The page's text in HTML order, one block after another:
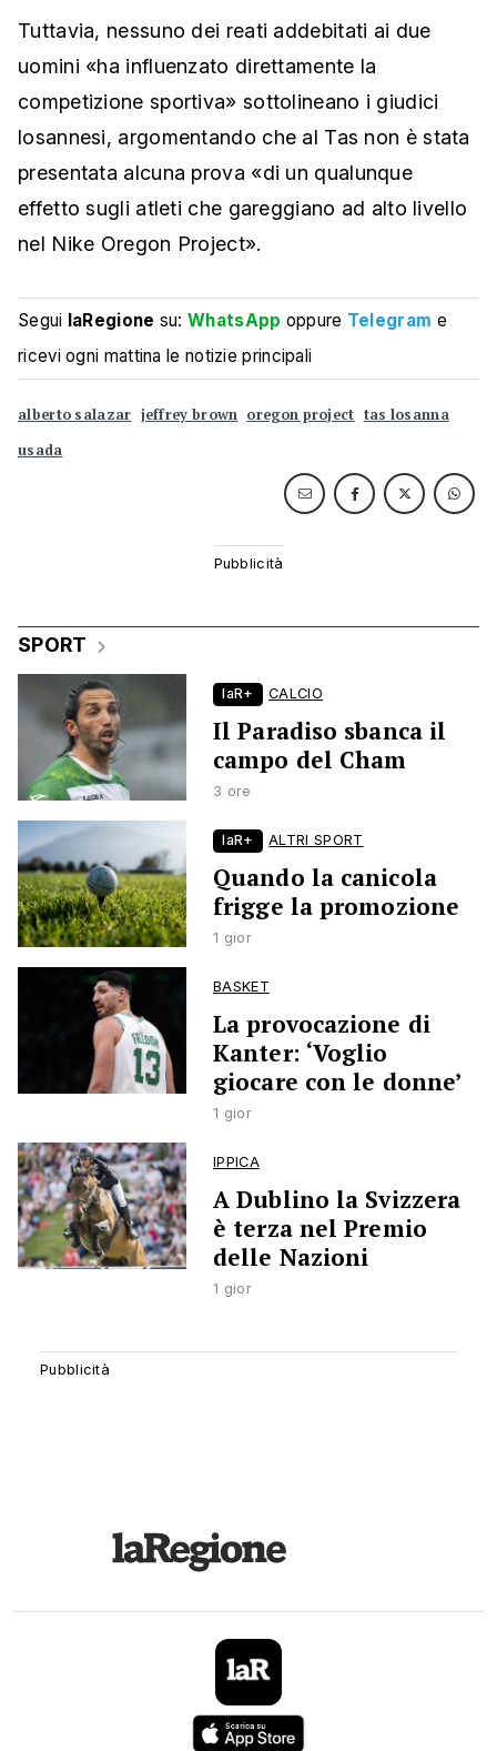
Tuttavia, nessuno dei reati addebitati ai due
uomini «ha influenzato direttamente la
competizione sportiva» sottolineano i giudici
losannesi, argomentando che al Tas non è stata
presentata alcuna prova «di un qualunque
effetto sugli atleti che gareggiano ad alto livello
nel Nike Oregon Project».
Segui laRegione su:WhatsApp oppure Telegram e
ricevi ogni mattina le notizie principali
alberto salazar jeffrey brown oregon project tas losanna
usada
SPORT
laR+ CALCIO
Il Paradiso sbanca il
campo del Cham
3 ore
laR+ ALTRI SPORT
Quando la canicola
frigge la promozione
1 gior
BASKET
La provocazione di
Kanter: ‘Voglio
giocare con le donne’
1 gior
IPPICA
A Dublino la Svizzera
è terza nel Premio
delle Nazioni
1 gior